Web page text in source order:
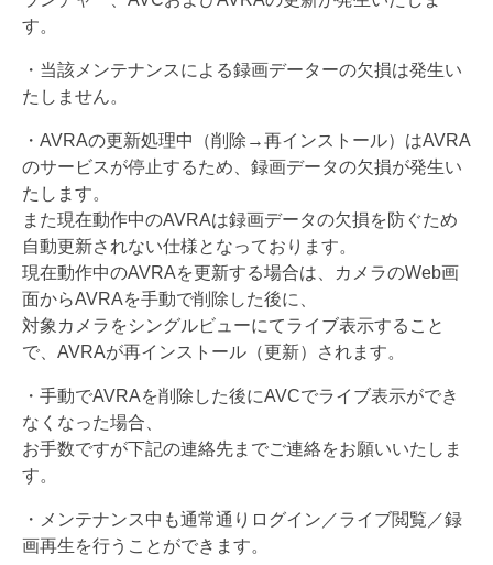
す。
・ 当該メンテナンスによる録画データーの欠損は発生い
たしません。
・AVRAの更新処理中（削除→再インストール） はAVRA
のサービスが停止するため、 録画データの欠損が発生い
たします。
また現在動作中のAVRAは録画データの欠損を防ぐため
自動更新されない仕様となっております。
現在動作中のAVRAを更新する場合は、
カメラのWeb画
面からAVRAを手動で削除した後に、
対象カメラをシングルビューにてライブ表示すること
で、 AVRAが再インストール（更新）されます。
・ 手動でAVRAを削除した後にAVCでライブ表示ができ
なくなった場合、
お手数ですが下記の連絡先までご連絡をお願いいたしま
す。
・メンテナンス中も通常通りログイン／ライブ閲覧／録
画再生を行うことができます。